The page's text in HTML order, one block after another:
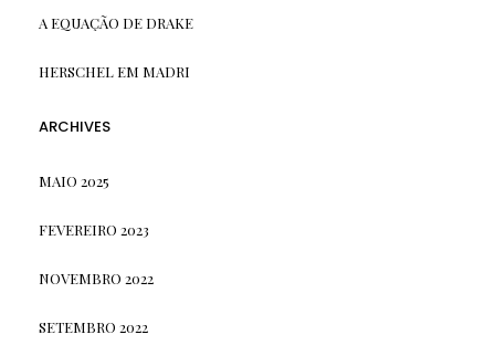
A EQUAÇÃO DE DRAKE
HERSCHEL EM MADRI
ARCHIVES
MAIO 2025
FEVEREIRO 2023
NOVEMBRO 2022
SETEMBRO 2022